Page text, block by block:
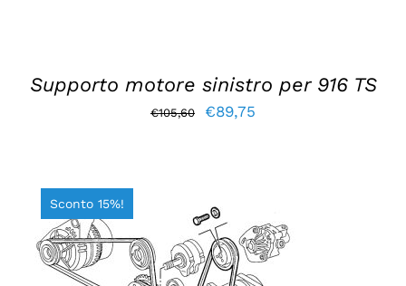
Supporto motore sinistro per 916 TS
€105,60
Il
€105,60.
€89,75
Sconto 15%!